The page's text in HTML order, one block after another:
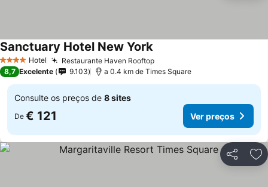
4 EstrelasHotel Restaurante Haven Rooftop
Sanctuary Hotel New York
8,7 Excelente 9.103 a 0.4 km de Times Square
Consulte os preços de 8 sites
De € 121 Ver preços
Partilhar